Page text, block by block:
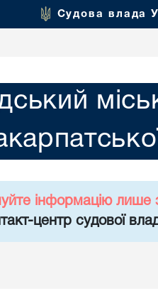
Судова влада
інформацію лише
центр судової